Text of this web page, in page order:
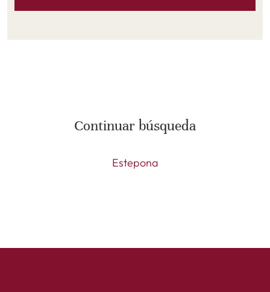
Continuar búsqueda
Estepona